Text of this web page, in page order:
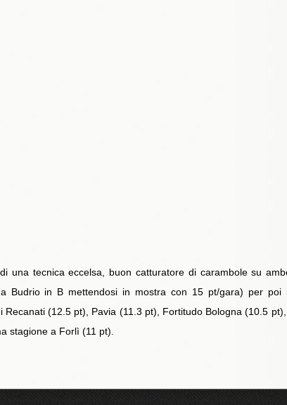
tecnica eccelsa, buon catturatore di carambole su
Budrio in B mettendosi in mostra con 15 pt/gara) per poi
(12.5 pt), Pavia (11.3 pt), Fortitudo Bologna (10.5
stagione a Forlì (11 pt).